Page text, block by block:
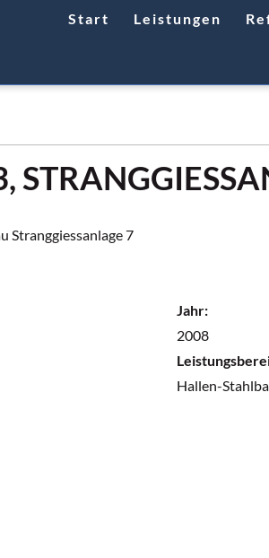
Start Leistungen
Stranggiessanlage 7
Jahr:
2008
Hallen-